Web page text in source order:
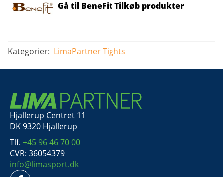
Gå til BeneFit Tilkøb produkter
Kategorier: LimaPartnerTights
Hjallerup Centret 11
DK 9320 Hjallerup
Tlf. +45 96 46 70 00
CVR: 36054379
info@limasport.dk